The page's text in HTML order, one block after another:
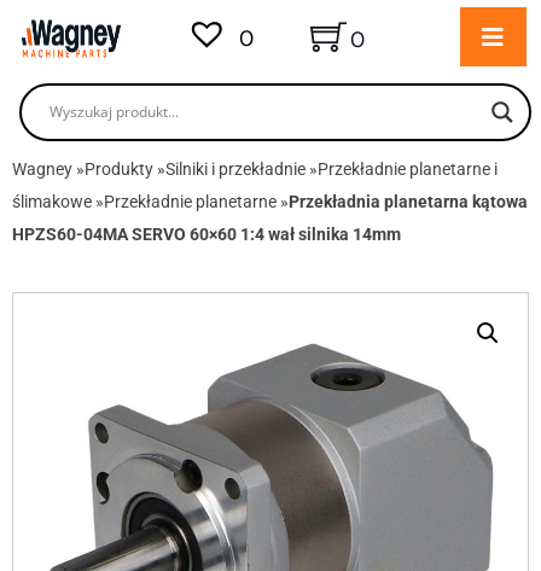
0 0
Wagney »Produkty »Silniki i przekładnie »Przekładnie planetarne i
ślimakowe »Przekładnie planetarne »Przekładnia planetarna kątowa
HPZS60-04MA SERVO 60×60 1:4 wał silnika 14mm